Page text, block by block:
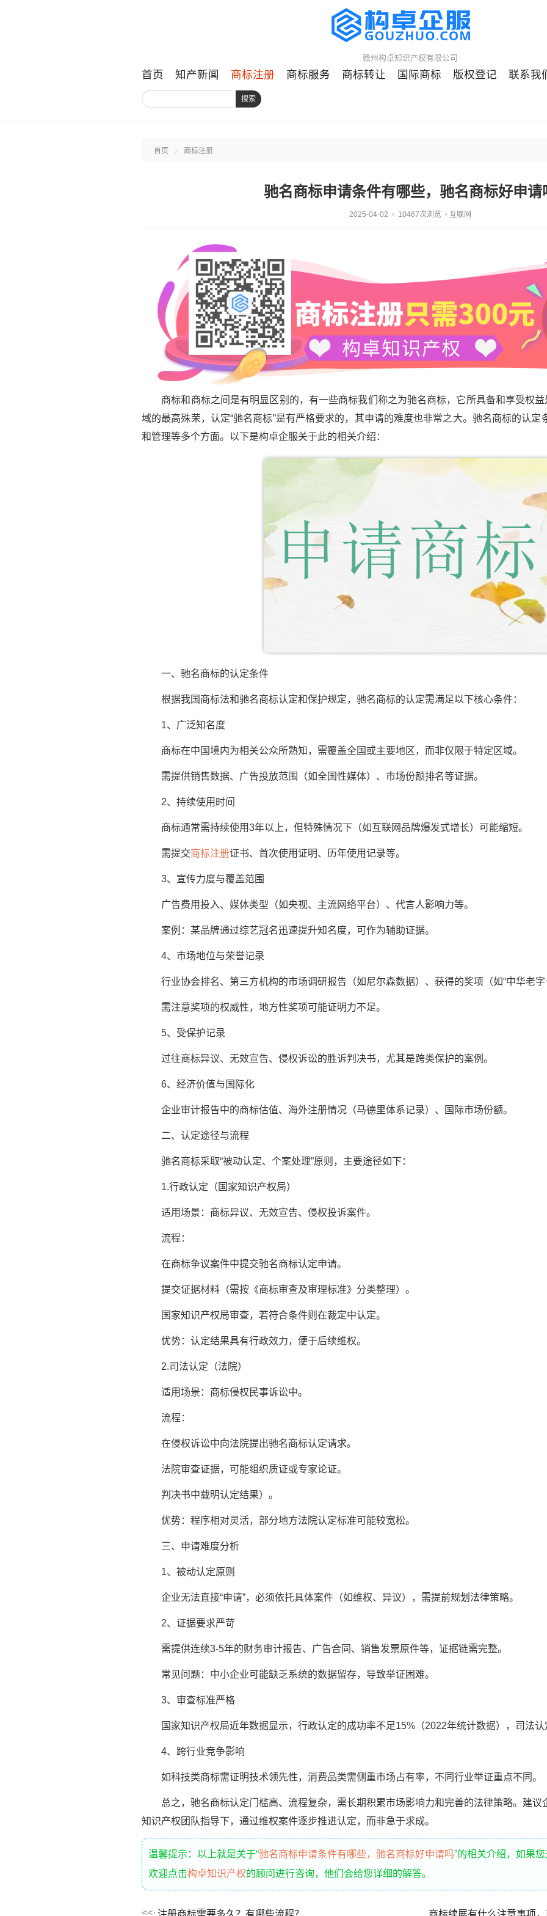
赣州构卓知识产权有限公司
首页 知产新闻 商标注册 商标服务 商标转让 国际商标 版权登记 联系我
搜索
首页 商标注册
驰名商标申请条件有哪些，驰名商标好申请
2025-04-02 10467次浏览 互联网
商标和商标之间是有明显区别的，有一些商标我们称之为驰名商标，它所具备和享受权益
域的最高殊荣，认定“驰名商标”是有严格要求的，其申请的难度也非常之大。驰名商标的认
和管理等多个方面。以下是构卓企服关于此的相关介绍：
一、驰名商标的认定条件
根据我国商标法和驰名商标认定和保护规定，驰名商标的认定需满足以下核心条件：
1、广泛知名度
商标在中国境内为相关公众所熟知，需覆盖全国或主要地区，而非仅限于特定区域。
需提供销售数据、广告投放范围（如全国性媒体）、市场份额排名等证据。
2、持续使用时间
商标通常需持续使用3年以上，但特殊情况下（如互联网品牌爆发式增长）可能缩短。
需提交商标注册证书、首次使用证明、历年使用记录等。
3、宣传力度与覆盖范围
广告费用投入、媒体类型（如央视、主流网络平台）、代言人影响力等。
案例：某品牌通过综艺冠名迅速提升知名度，可作为辅助证据。
4、市场地位与荣誉记录
行业协会排名、第三方机构的市场调研报告（如尼尔森数据）、获得的奖项（如“中华老字
需注意奖项的权威性，地方性奖项可能证明力不足。
5、受保护记录
过往商标异议、无效宣告、侵权诉讼的胜诉判决书，尤其是跨类保护的案例。
6、经济价值与国际化
企业审计报告中的商标估值、海外注册情况（马德里体系记录）、国际市场份额。
二、认定途径与流程
驰名商标采取“被动认定、个案处理”原则，主要途径如下：
1.行政认定（国家知识产权局）
适用场景：商标异议、无效宣告、侵权投诉案件。
流程：
在商标争议案件中提交驰名商标认定申请。
提交证据材料（需按《商标审查及审理标准》分类整理）。
国家知识产权局审查，若符合条件则在裁定中认定。
优势：认定结果具有行政效力，便于后续维权。
2.司法认定（法院）
适用场景：商标侵权民事诉讼中。
流程：
在侵权诉讼中向法院提出驰名商标认定请求。
法院审查证据，可能组织质证或专家论证。
判决书中载明认定结果）。
优势：程序相对灵活，部分地方法院认定标准可能较宽松。
三、申请难度分析
1、被动认定原则
企业无法直接“申请”，必须依托具体案件（如维权、异议），需提前规划法律策略。
2、证据要求严苛
需提供连续3-5年的财务审计报告、广告合同、销售发票原件等，证据链需完整。
常见问题：中小企业可能缺乏系统的数据留存，导致举证困难。
3、审查标准严格
国家知识产权局近年数据显示，行政认定的成功率不足15%（2022年统计数据），司法认
4、跨行业竞争影响
如科技类商标需证明技术领先性，消费品类需侧重市场占有率，不同行业举证重点不同。
总之，驰名商标认定门槛高、流程复杂，需长期积累市场影响力和完善的法律策略。建议
知识产权团队指导下，通过维权案件逐步推进认定，而非急于求成。
温馨提示：以上就是关于“驰名商标申请条件有哪些，驰名商标好申请吗”的相关介绍，如果
欢迎点击构卓知识产权的顾问进行咨询，他们会给您详细的解答。